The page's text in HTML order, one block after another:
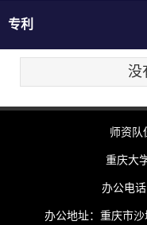
专利
没
师资队
重庆大
办公电
办公地址：重庆市